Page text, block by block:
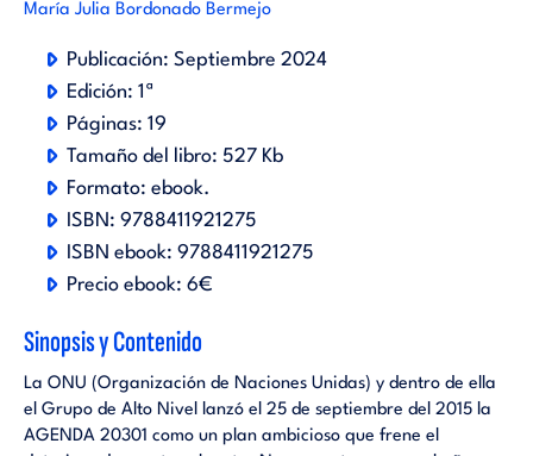
María Julia Bordonado Bermejo
Publicación: Septiembre 2024
Edición: 1ª
Páginas: 19
Tamaño del libro: 527 Kb
Formato: ebook.
ISBN: 9788411921275
ISBN ebook: 9788411921275
Precio ebook: 6€
Sinopsis y Contenido
La ONU (Organización de Naciones Unidas) y dentro de ella
el Grupo de Alto Nivel lanzó el 25 de septiembre del 2015 la
AGENDA 20301 como un plan ambicioso que frene el